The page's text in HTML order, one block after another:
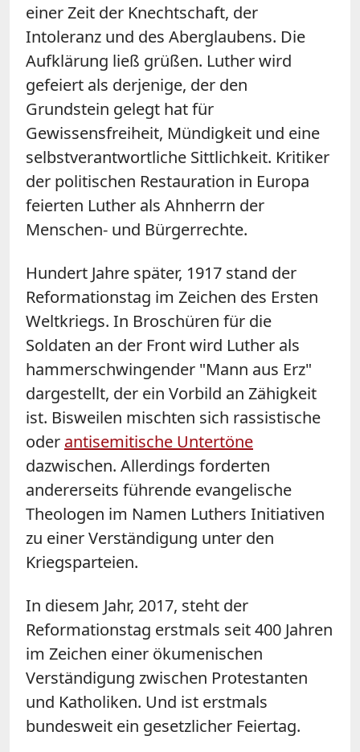
einer Zeit der Knechtschaft, der
Intoleranz und des Aberglaubens. Die
Aufklärung ließ grüßen. Luther wird
gefeiert als derjenige, der den
Grundstein gelegt hat für
Gewissensfreiheit, Mündigkeit und eine
selbstverantwortliche Sittlichkeit. Kritiker
der politischen Restauration in Europa
feierten Luther als Ahnherrn der
Menschen- und Bürgerrechte.
Hundert Jahre später, 1917 stand der
Reformationstag im Zeichen des Ersten
Weltkriegs. In Broschüren für die
Soldaten an der Front wird Luther als
hammerschwingender "Mann aus Erz"
dargestellt, der ein Vorbild an Zähigkeit
ist. Bisweilen mischten sich rassistische
oder antisemitische Untertöne
dazwischen. Allerdings forderten
andererseits führende evangelische
Theologen im Namen Luthers Initiativen
zu einer Verständigung unter den
Kriegsparteien.
In diesem Jahr, 2017, steht der
Reformationstag erstmals seit 400 Jahren
im Zeichen einer ökumenischen
Verständigung zwischen Protestanten
und Katholiken. Und ist erstmals
bundesweit ein gesetzlicher Feiertag.